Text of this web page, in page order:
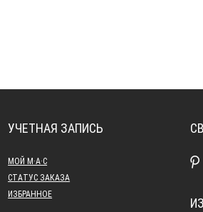
УЧЕТНАЯ ЗАПИСЬ
МОЙ M·A·C
СТАТУС ЗАКАЗА
ИЗБРАННОЕ